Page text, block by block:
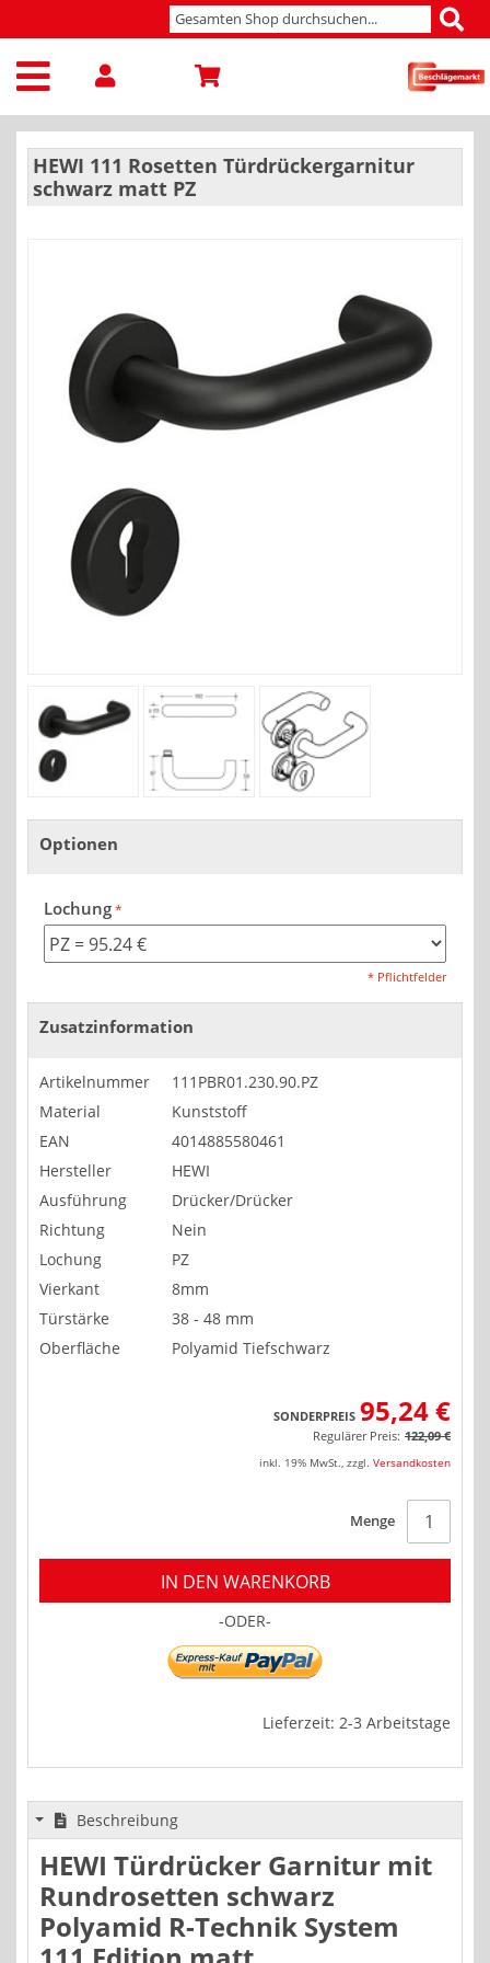
HEWI 111 Rosetten Türdrückergarnitur
schwarz matt PZ
Optionen
Lochung
* Pflichtfelder
Zusatzinformation
Artikelnummer
111PBR01.230.90.PZ
Material
Kunststoff
EAN
4014885580461
Hersteller
HEWI
Ausführung
Drücker/Drücker
Richtung
Nein
Lochung
PZ
Vierkant
8mm
Türstärke
38 - 48 mm
Oberfläche
Polyamid Tiefschwarz
SONDERPREIS 95,24 €
Regulärer Preis: 122,09 €
inkl. 19% MwSt., zzgl. Versandkosten
Menge
IN DEN WARENKORB
-ODER-
Lieferzeit: 2-3 Arbeitstage
Beschreibung
HEWI Türdrücker Garnitur mit
Rundrosetten schwarz
Polyamid R-Technik System